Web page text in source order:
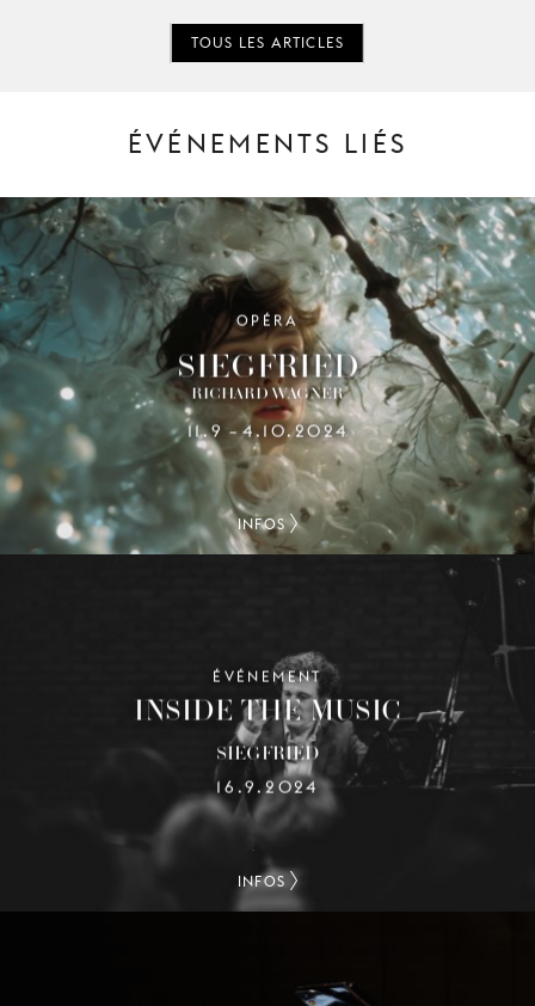
TOUS LES ARTICLES
ÉVÉNEMENTS LIÉS
OPÉRA
SIEGFRIED
RICHARD WAGNER
11.9 –4.10.2024
INFOS
ÉVÉNEMENT
INSIDE THE MUSIC
SIEGFRIED
16.9.2024
INFOS